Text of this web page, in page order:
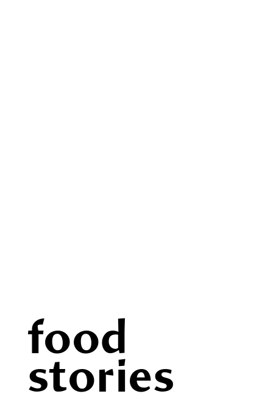
food
stories